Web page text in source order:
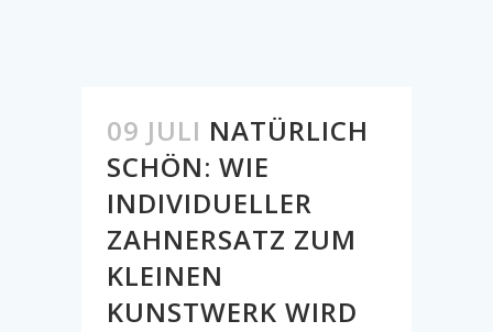
09 JULI NATÜRLICH
SCHÖN: WIE
INDIVIDUELLER
ZAHNERSATZ ZUM
KLEINEN
KUNSTWERK WIRD